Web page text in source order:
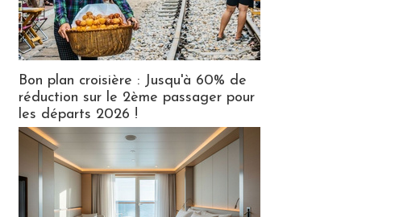
Bon plan croisière : Jusqu'à 60% de
réduction sur le 2ème passager pour
les départs 2026 !